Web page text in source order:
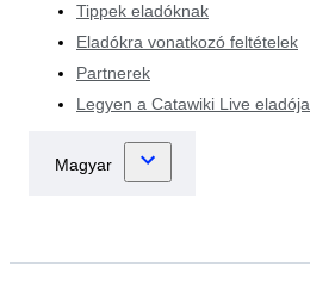
Tippek eladóknak
Eladókra vonatkozó feltételek
Partnerek
Legyen a Catawiki Live eladója